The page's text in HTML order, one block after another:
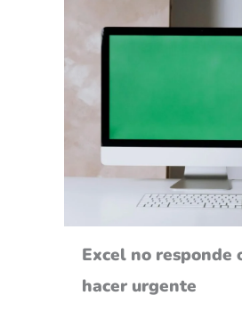
Excel no responde
hacer urgente